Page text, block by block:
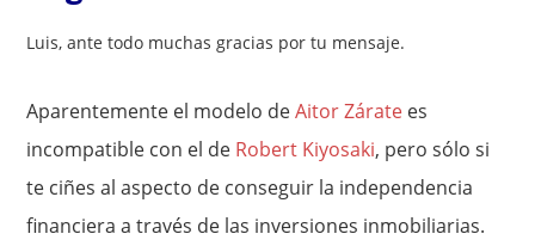
Luis, ante todo muchas gracias por tu mensaje.
Aparentemente el modelo deAitor Zárate es
incompatible con el de Robert Kiyosaki, pero sólo si
te ciñes al aspecto de conseguir la independencia
financiera a través de las inversiones inmobiliarias.